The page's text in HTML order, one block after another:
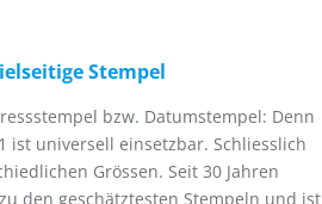
Stempel
bzw. Datumstempel: Denn
ist universell einsetzbar. Schliesslich
Grössen. Seit 30 Jahren
den geschätztesten Stempeln und ist